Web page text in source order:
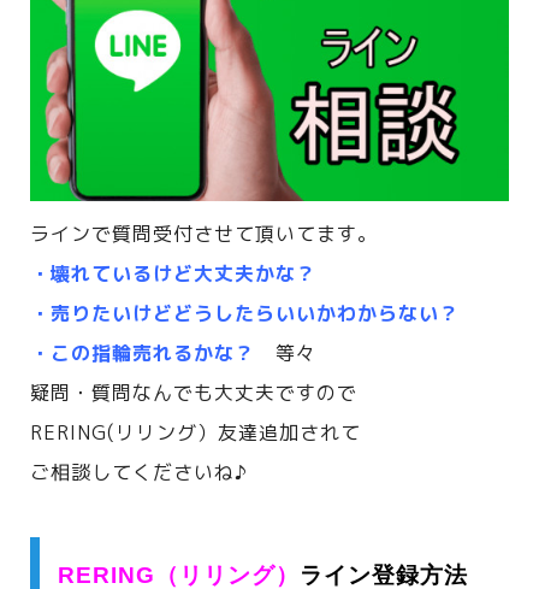
ラインで質問受付させて頂いてます。
・壊れているけど大丈夫かな？
・売りたいけどどうしたらいいかわからない？
・この指輪売れるかな？
等々
疑問・質問なんでも大丈夫ですので
RERING(リリング）友達追加されて
ご相談してくださいね♪
RERING（リリング） ライン登録方法